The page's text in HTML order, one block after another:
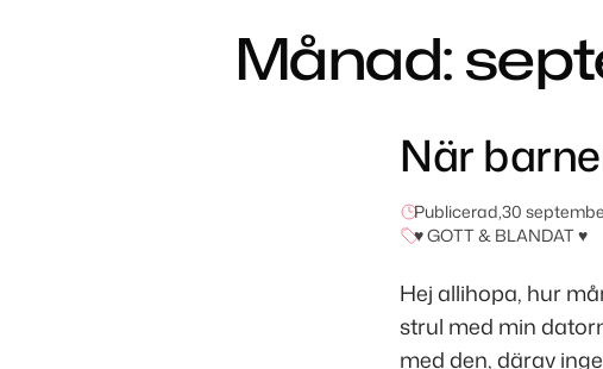
Månad:
När
Publicerad,30
♥ GOTT & BLANDAT ♥
Hej allihopa, hur
strul med min
med den, därav